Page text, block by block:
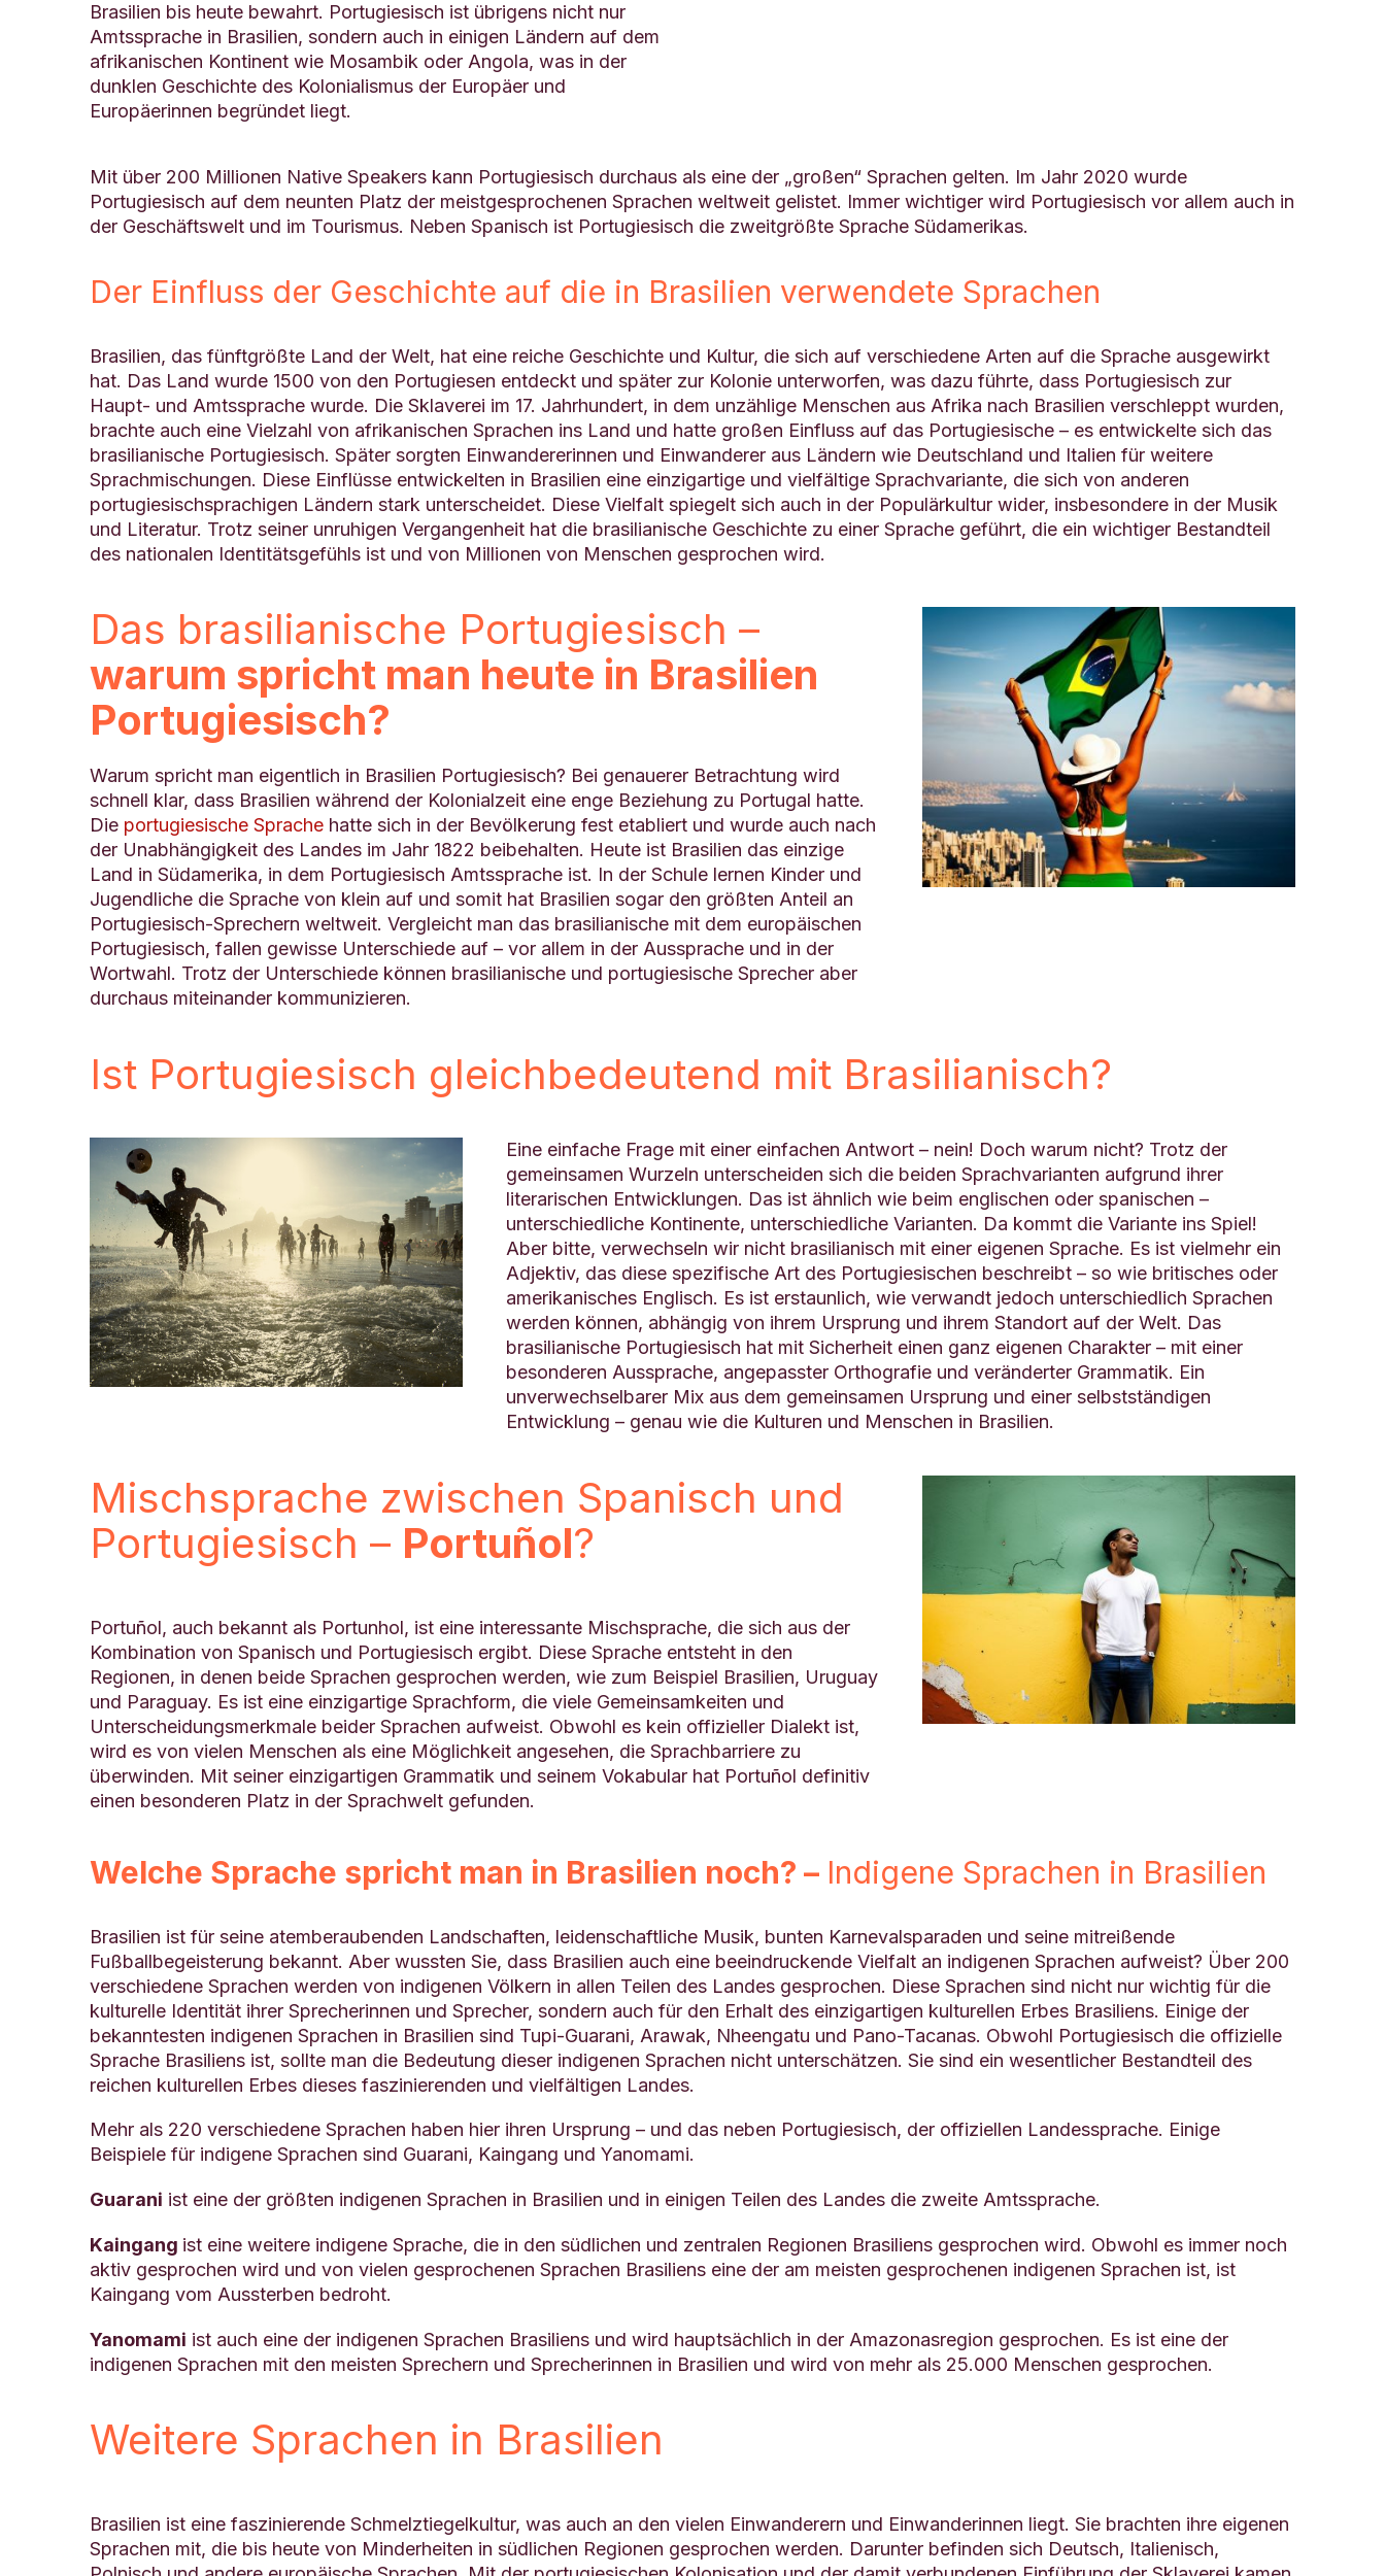
Brasilien bis heute bewahrt. Portugiesisch ist übrigens nicht nur
Amtssprache in Brasilien, sondern auch in einigen Ländern auf dem
afrikanischen Kontinent wie Mosambik oder Angola, was in der
dunklen Geschichte des Kolonialismus der Europäer und
Europäerinnen begründet liegt.
Mit über 200 Millionen Native Speakers kann Portugiesisch durchaus als eine der „großen“ Sprachen gelten. Im Jahr 2020 wurde
Portugiesisch auf dem neunten Platz der meistgesprochenen Sprachen weltweit gelistet. Immer wichtiger wird Portugiesisch vor allem auch in
der Geschäftswelt und im Tourismus. Neben Spanisch ist Portugiesisch die zweitgrößte Sprache Südamerikas.
Der Einfluss der Geschichte auf die in Brasilien verwendete Sprachen
Brasilien, das fünftgrößte Land der Welt, hat eine reiche Geschichte und Kultur, die sich auf verschiedene Arten auf die Sprache ausgewirkt
hat. Das Land wurde 1500 von den Portugiesen entdeckt und später zur Kolonie unterworfen, was dazu führte, dass Portugiesisch zur
Haupt- und Amtssprache wurde. Die Sklaverei im 17. Jahrhundert, in dem unzählige Menschen aus Afrika nach Brasilien verschleppt wurden,
brachte auch eine Vielzahl von afrikanischen Sprachen ins Land und hatte großen Einfluss auf das Portugiesische – es entwickelte sich das
brasilianische Portugiesisch. Später sorgten Einwandererinnen und Einwanderer aus Ländern wie Deutschland und Italien für weitere
Sprachmischungen. Diese Einflüsse entwickelten in Brasilien eine einzigartige und vielfältige Sprachvariante, die sich von anderen
portugiesischsprachigen Ländern stark unterscheidet. Diese Vielfalt spiegelt sich auch in der Populärkultur wider, insbesondere in der Musik
und Literatur. Trotz seiner unruhigen Vergangenheit hat die brasilianische Geschichte zu einer Sprache geführt, die ein wichtiger Bestandteil
des nationalen Identitätsgefühls ist und von Millionen von Menschen gesprochen wird.
Das brasilianische Portugiesisch –
warum spricht man heute in Brasilien
Portugiesisch?
Warum spricht man eigentlich in Brasilien Portugiesisch? Bei genauerer Betrachtung wird
schnell klar, dass Brasilien während der Kolonialzeit eine enge Beziehung zu Portugal hatte.
Die portugiesische Sprache hatte sich in der Bevölkerung fest etabliert und wurde auch nach
der Unabhängigkeit des Landes im Jahr 1822 beibehalten. Heute ist Brasilien das einzige
Land in Südamerika, in dem Portugiesisch Amtssprache ist. In der Schule lernen Kinder und
Jugendliche die Sprache von klein auf und somit hat Brasilien sogar den größten Anteil an
Portugiesisch-Sprechern weltweit. Vergleicht man das brasilianische mit dem europäischen
Portugiesisch, fallen gewisse Unterschiede auf – vor allem in der Aussprache und in der
Wortwahl. Trotz der Unterschiede können brasilianische und portugiesische Sprecher aber
durchaus miteinander kommunizieren.
Ist Portugiesisch gleichbedeutend mit Brasilianisch?
Eine einfache Frage mit einer einfachen Antwort – nein! Doch warum nicht? Trotz der
gemeinsamen Wurzeln unterscheiden sich die beiden Sprachvarianten aufgrund ihrer
literarischen Entwicklungen. Das ist ähnlich wie beim englischen oder spanischen –
unterschiedliche Kontinente, unterschiedliche Varianten. Da kommt die Variante ins Spiel!
Aber bitte, verwechseln wir nicht brasilianisch mit einer eigenen Sprache. Es ist vielmehr ein
Adjektiv, das diese spezifische Art des Portugiesischen beschreibt – so wie britisches oder
amerikanisches Englisch. Es ist erstaunlich, wie verwandt jedoch unterschiedlich Sprachen
werden können, abhängig von ihrem Ursprung und ihrem Standort auf der Welt. Das
brasilianische Portugiesisch hat mit Sicherheit einen ganz eigenen Charakter – mit einer
besonderen Aussprache, angepasster Orthografie und veränderter Grammatik. Ein
unverwechselbarer Mix aus dem gemeinsamen Ursprung und einer selbstständigen
Entwicklung – genau wie die Kulturen und Menschen in Brasilien.
Mischsprache zwischen Spanisch und
Portugiesisch – Portuñol?
Portuñol, auch bekannt als Portunhol, ist eine interessante Mischsprache, die sich aus der
Kombination von Spanisch und Portugiesisch ergibt. Diese Sprache entsteht in den
Regionen, in denen beide Sprachen gesprochen werden, wie zum Beispiel Brasilien, Uruguay
und Paraguay. Es ist eine einzigartige Sprachform, die viele Gemeinsamkeiten und
Unterscheidungsmerkmale beider Sprachen aufweist. Obwohl es kein offizieller Dialekt ist,
wird es von vielen Menschen als eine Möglichkeit angesehen, die Sprachbarriere zu
überwinden. Mit seiner einzigartigen Grammatik und seinem Vokabular hat Portuñol definitiv
einen besonderen Platz in der Sprachwelt gefunden.
Welche Sprache spricht man in Brasilien noch? – Indigene Sprachen in Brasilien
Brasilien ist für seine atemberaubenden Landschaften, leidenschaftliche Musik, bunten Karnevalsparaden und seine mitreißende
Fußballbegeisterung bekannt. Aber wussten Sie, dass Brasilien auch eine beeindruckende Vielfalt an indigenen Sprachen aufweist? Über 200
verschiedene Sprachen werden von indigenen Völkern in allen Teilen des Landes gesprochen. Diese Sprachen sind nicht nur wichtig für die
kulturelle Identität ihrer Sprecherinnen und Sprecher, sondern auch für den Erhalt des einzigartigen kulturellen Erbes Brasiliens. Einige der
bekanntesten indigenen Sprachen in Brasilien sind Tupi-Guarani, Arawak, Nheengatu und Pano-Tacanas. Obwohl Portugiesisch die offizielle
Sprache Brasiliens ist, sollte man die Bedeutung dieser indigenen Sprachen nicht unterschätzen. Sie sind ein wesentlicher Bestandteil des
reichen kulturellen Erbes dieses faszinierenden und vielfältigen Landes.
Mehr als 220 verschiedene Sprachen haben hier ihren Ursprung – und das neben Portugiesisch, der offiziellen Landessprache. Einige
Beispiele für indigene Sprachen sind Guarani, Kaingang und Yanomami.
Guarani ist eine der größten indigenen Sprachen in Brasilien und in einigen Teilen des Landes die zweite Amtssprache.
Kaingang ist eine weitere indigene Sprache, die in den südlichen und zentralen Regionen Brasiliens gesprochen wird. Obwohl es immer noch
aktiv gesprochen wird und von vielen gesprochenen Sprachen Brasiliens eine der am meisten gesprochenen indigenen Sprachen ist, ist
Kaingang vom Aussterben bedroht.
Yanomami ist auch eine der indigenen Sprachen Brasiliens und wird hauptsächlich in der Amazonasregion gesprochen. Es ist eine der
indigenen Sprachen mit den meisten Sprechern und Sprecherinnen in Brasilien und wird von mehr als 25.000 Menschen gesprochen.
Weitere Sprachen in Brasilien
Brasilien ist eine faszinierende Schmelztiegelkultur, was auch an den vielen Einwanderern und Einwanderinnen liegt. Sie brachten ihre eigenen
Sprachen mit, die bis heute von Minderheiten in südlichen Regionen gesprochen werden. Darunter befinden sich Deutsch, Italienisch,